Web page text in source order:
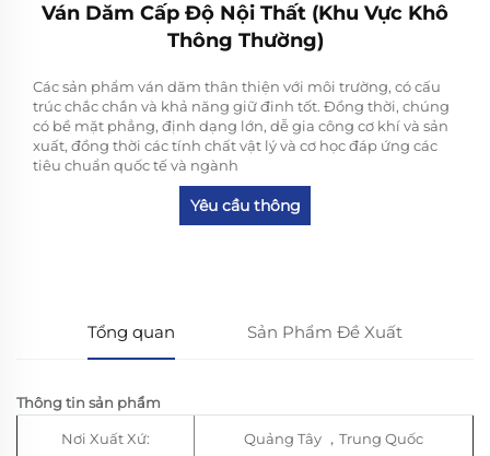
Ván Dăm Cấp Độ Nội Thất (Khu Vực Khô
Thông Thường)
Các sản phẩm ván dăm thân thiện với môi trường, có cấu
trúc chắc chắn và khả năng giữ đinh tốt. Đồng thời, chúng
có bề mặt phẳng, định dạng lớn, dễ gia công cơ khí và sản
xuất, đồng thời các tính chất vật lý và cơ học đáp ứng các
tiêu chuẩn quốc tế và ngành
Yêu cầu thông
Tổng quan Sản Phẩm Đề Xuất
Thông tin sản phẩm
Nơi Xuất Xứ: Quảng Tây ， Trung Quốc